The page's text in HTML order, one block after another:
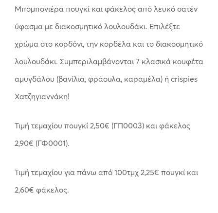
Μπομπονιέρα πουγκί και φάκελος από λευκό σατέν
ύφασμα με διακοσμητικό λουλουδάκι. Επιλέξτε
χρώμα στο κορδόνι, την κορδέλα και το διακοσμητικό
λουλουδάκι. Συμπεριλαμβάνονται 7 κλασικά κουφέτα
αμυγδάλου (βανίλια, φράουλα, καραμέλα) ή crispies
Χατζηγιαννάκη!
Τιμή τεμαχίου πουγκί 2,50€ (ΓΠ0003) και φάκελος
2,90€ (ΓΦ0001).
Τιμή τεμαχίου για πάνω από 100τμχ 2,25€ πουγκί και
2,60€ φάκελος.